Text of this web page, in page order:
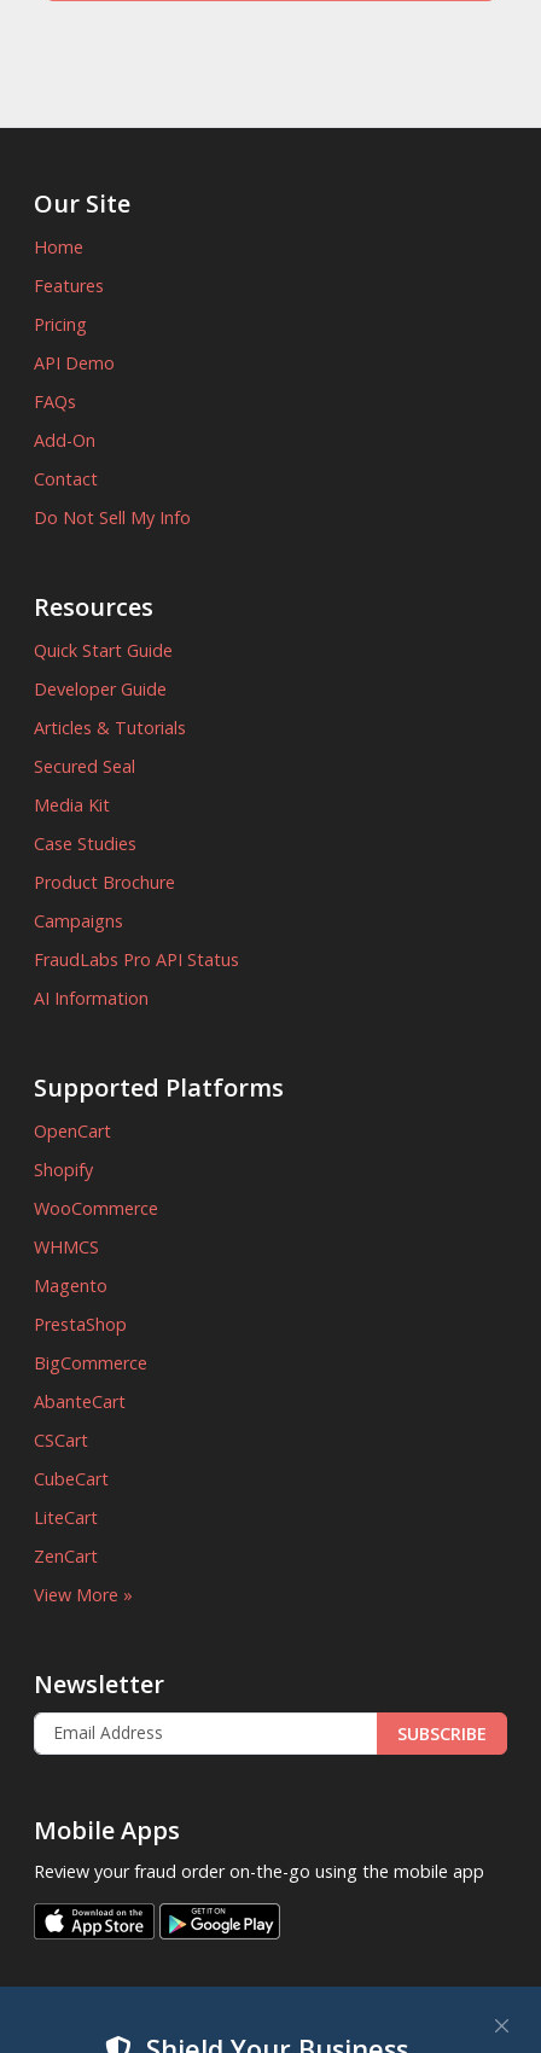
Our Site
Home
Features
Pricing
API Demo
FAQs
Add-On
Contact
Do Not Sell My Info
Resources
Quick Start Guide
Developer Guide
Articles & Tutorials
Secured Seal
Media Kit
Case Studies
Product Brochure
Campaigns
FraudLabs Pro API Status
AI Information
Supported Platforms
OpenCart
Shopify
WooCommerce
WHMCS
Magento
PrestaShop
BigCommerce
AbanteCart
CSCart
CubeCart
LiteCart
ZenCart
View More »
Newsletter
SUBSCRIBE
Mobile Apps
Review your fraud order on-the-go using the mobile app